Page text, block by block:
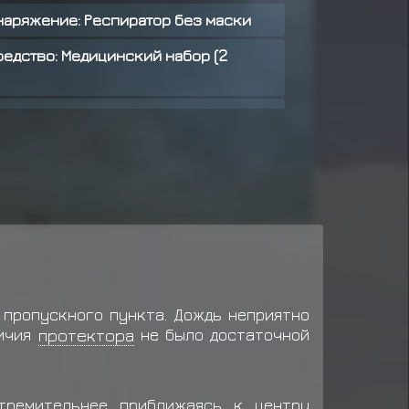
Респиратор без маски
Медицинский набор (2
награду за миссию ранга C
предметОружие: Хиироноха
пункта. Дождь неприятно
протектора не было достаточной
приближаясь к центру